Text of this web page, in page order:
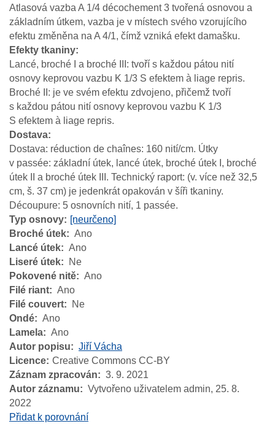
Atlasová vazba A 1/4 décochement 3 tvořená osnovou a
základním útkem, vazba je v místech svého vzorujícího
efektu změněna na A 4/1, čímž vzniká efekt damašku.
Efekty tkaniny
Lancé, broché I a broché III: tvoří s každou pátou nití
osnovy keprovou vazbu K 1/3 S efektem à liage repris.
Broché II: je ve svém efektu zdvojeno, přičemž tvoří
s každou pátou nití osnovy keprovou vazbu K 1/3
S efektem à liage repris.
Dostava
Dostava: réduction de chaînes: 160 nití/cm. Útky
v passée: základní útek, lancé útek, broché útek I, broché
útek II a broché útek III. Technický raport: (v. více než 32,5
cm, š. 37 cm) je jedenkrát opakován v šíři tkaniny.
Découpure: 5 osnovních nití, 1 passée.
Typ osnovy
[neurčeno]
Broché útek
Ano
Lancé útek
Ano
Liseré útek
Ne
Pokovené nitě
Ano
Filé riant
Ano
Filé couvert
Ne
Ondé
Ano
Lamela
Ano
Autor popisu
Jiří Vácha
Licence Creative Commons CC-BY
Záznam zpracován
3. 9. 2021
Autor záznamu
Vytvořeno uživatelem admin, 25. 8.
2022
Přidat k porovnání